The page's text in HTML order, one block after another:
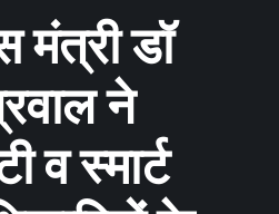
मंत्री डॉ
ने
व स्मार्ट